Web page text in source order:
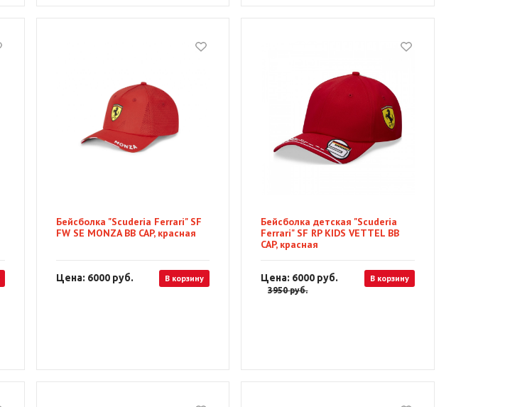
Бейсболка "Scuderia Ferrari" SF
FW SE MONZA BB CAP, красная
Цена: 6000 руб. В корзину
Бейсболка детская "Scuderia
Ferrari" SF RP KIDS VETTEL BB
CAP, красная
Цена: 6000 руб.
3950руб.
В корзину